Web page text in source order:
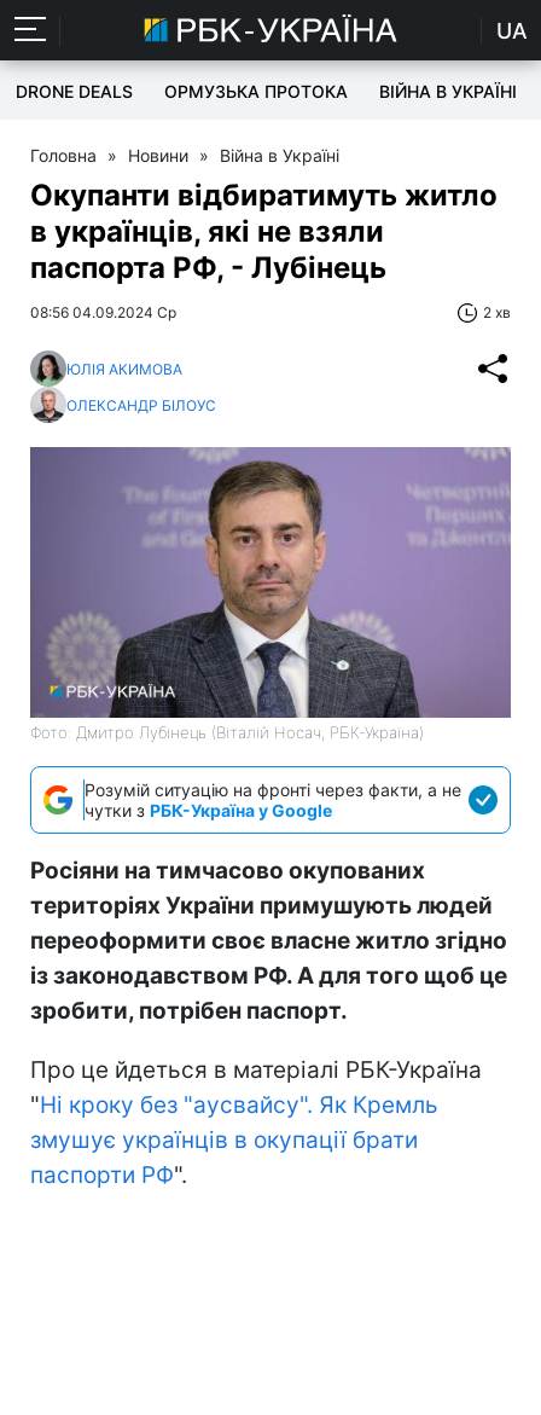
UA
DRONE DEALS ОРМУЗЬКА ПРОТОКА ВІЙНА В УКРАЇНІ
Головна » Новини » Війна в Україні
Окупанти відбиратимуть житло
в українців, які не взяли
паспорта РФ, - Лубінець
08:56 04.09.2024 Ср 2 хв
ЮЛІЯ АКИМОВА
ОЛЕКСАНДР БІЛОУС
Фото: Дмитро Лубінець (Віталій Носач, РБК-Україна)
Розумій ситуацію на фронті через факти, а не
чутки з РБК-Україна у Google
Росіяни на тимчасово окупованих
територіях України примушують людей
переоформити своє власне житло згідно
із законодавством РФ. А для того щоб це
зробити, потрібен паспорт.
Про це йдеться в матеріалі РБК-Україна
"Ні кроку без "аусвайсу". Як Кремль
змушує українців в окупації брати
паспорти РФ".